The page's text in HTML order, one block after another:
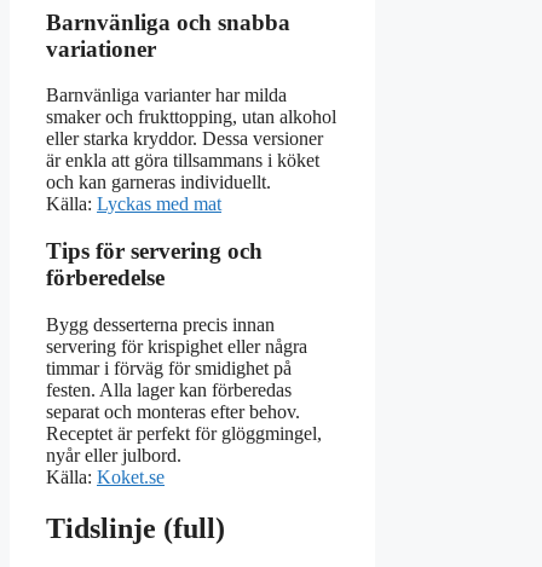
Barnvänliga och snabba
variationer
Barnvänliga varianter har milda
smaker och frukttopping, utan alkohol
eller starka kryddor. Dessa versioner
är enkla att göra tillsammans i köket
och kan garneras individuellt.
Källa: Lyckas med mat
Tips för servering och
förberedelse
Bygg desserterna precis innan
servering för krispighet eller några
timmar i förväg för smidighet på
festen. Alla lager kan förberedas
separat och monteras efter behov.
Receptet är perfekt för glöggmingel,
nyår eller julbord.
Källa: Koket.se
Tidslinje (full)